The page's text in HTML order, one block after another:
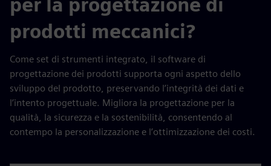
prodotti meccanici?
Come set di strumenti integrato, il software di
progettazione dei prodotti supporta ogni aspetto dello
sviluppo del prodotto, preservando l’integrità dei dati e
l’intento progettuale. Migliora la progettazione per la
qualità, la sicurezza e la sostenibilità, consentendo al
contempo la personalizzazione e l’ottimizzazione dei costi.